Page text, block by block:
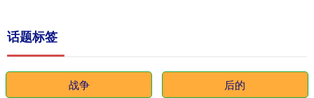
话题标签
战争 后的